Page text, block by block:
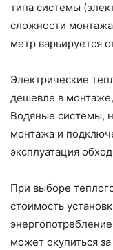
типа системы
сложности
метр варьируется
Электрические
дешевле в
Водяные системы,
монтажа и
эксплуатация
При выборе
стоимость
может окупиться